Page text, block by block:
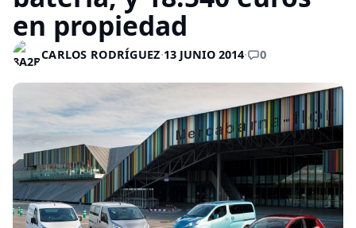
en propiedad
CARLOS RODRÍGUEZ·13 JUNIO 2014· 0